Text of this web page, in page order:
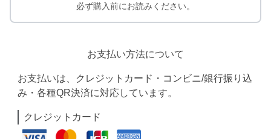
必ず購入前にお読みください。
お支払い方法について
お支払いは、クレジットカード・コンビニ/銀行振り込
み・各種QR決済に対応しています。
クレジットカード